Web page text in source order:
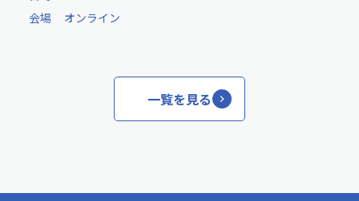
会場
オンライン
一覧を見る